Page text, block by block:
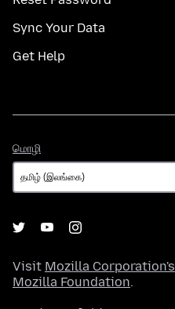
Sync Your Data
Get Help
மொழி
Visit Mozilla Corporation's
Mozilla Foundation.